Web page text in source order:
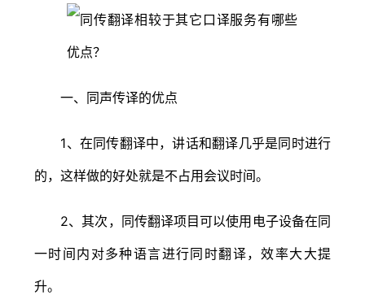
一、同声传译的优点
1、在同传翻译中，讲话和翻译几乎是同时进行
的，这样做的好处就是不占用会议时间。
2、其次，同传翻译项目可以使用电子设备在同
一时间内对多种语言进行同时翻译，效率大大提
升。